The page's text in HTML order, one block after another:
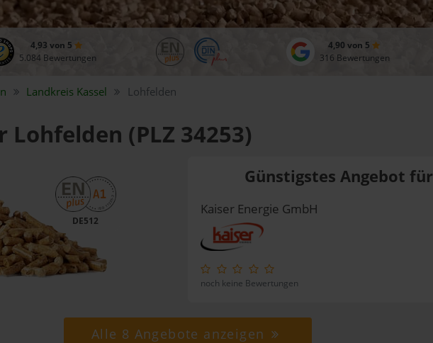
4,93 von 5
5.084 Bewertungen
4,90 von 5
316 Bewertungen
Landkreis Kassel Lohfelden
(PLZ 34253)
DE512
Günstigstes Angebot für
Kaiser Energie GmbH
noch keine Bewertungen
Alle 8 Angebote anzeigen